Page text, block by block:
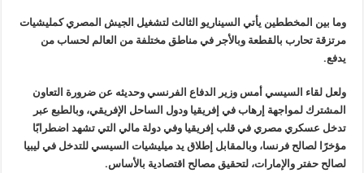
وما بين المخططين يأتي السيناريو الثالث لتشغيل الجيش المصري كمليشيات
مرتزقة تحارب بالقطعة وبالأجر في مناطق مختلفة من العالم لحساب من
يدفع.
ولعل لقاء السيسي أمس وزير الدفاع الفرنسي وحديثه عن ضرورة التعاون
المشترك لمواجهة إرهاب في إفريقيا ودول الساحل الإفريقي، وبالطبع عبر
تدخل عسكري مصري في قلب إفريقيا وفي دولة مالي التي تشهد اضطرابًا
مؤخرًا لصالح فرنسا، وبالمقابل إطلاق يد ميليشيات السيسي للتدخل في ليبيا
لصالح حفتر والإمارات، لتحقيق مصالح اقتصادية بالأساس.